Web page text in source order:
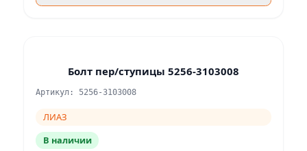
Болт пер/ступицы 5256-3103008
Артикул: 5256-3103008
ЛИАЗ
В наличии